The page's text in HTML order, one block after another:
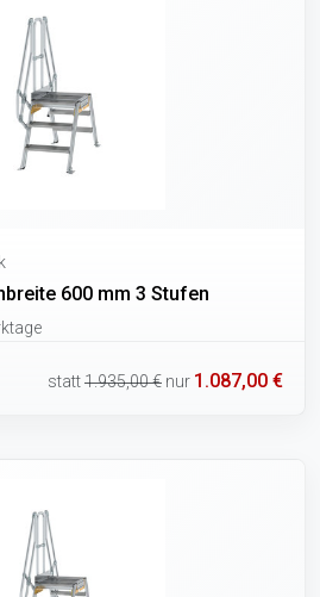
600 mm 3 Stufen
statt1.935,00 € nur 1.087,00 €